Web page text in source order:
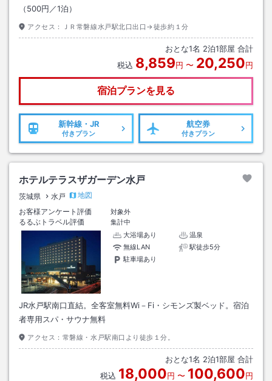
（500円／1泊）
アクセス： ＪＲ常磐線水戸駅北口出口→徒歩約１分
おとな1名 2泊1部屋 合計
税込 8,859円 〜 20,250円
宿泊プランを見る
新幹線・JR
付きプラン
航空券
付きプラン
ホテルテラスザガーデン水戸
茨城県 水戸
地図
お客様アンケート評価
対象外
るるぶトラベル評価
集計中
大浴場あり
温泉
無線LAN
駅徒歩5分
駐車場あり
JR水戸駅南口直結。全客室無料Wi－Fi・シモンズ製ベッド。宿泊
者専用スパ・サウナ無料
アクセス： 常磐線・水戸駅南口より徒歩１分。
おとな1名 2泊1部屋 合計
税込 18,000円 〜 100,600円